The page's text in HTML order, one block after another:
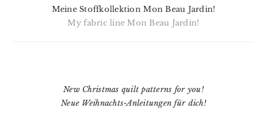
Meine Stoffkollektion Mon Beau Jardin!
My fabric line Mon Beau Jardin!
New Christmas quilt patterns for you!
Neue Weihnachts-Anleitungen für dich!